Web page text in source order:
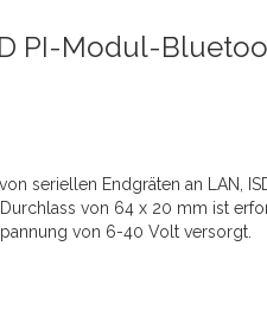
PI-Modul-
seriellen Endgräten an LAN,
von 64 x 20 mm ist
von 6-40 Volt versorgt.